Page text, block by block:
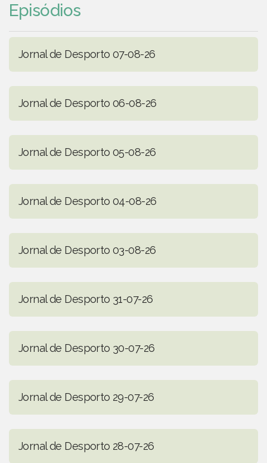
Episódios
Jornal de Desporto 07-08-26
Jornal de Desporto 06-08-26
Jornal de Desporto 05-08-26
Jornal de Desporto 04-08-26
Jornal de Desporto 03-08-26
Jornal de Desporto 31-07-26
Jornal de Desporto 30-07-26
Jornal de Desporto 29-07-26
Jornal de Desporto 28-07-26